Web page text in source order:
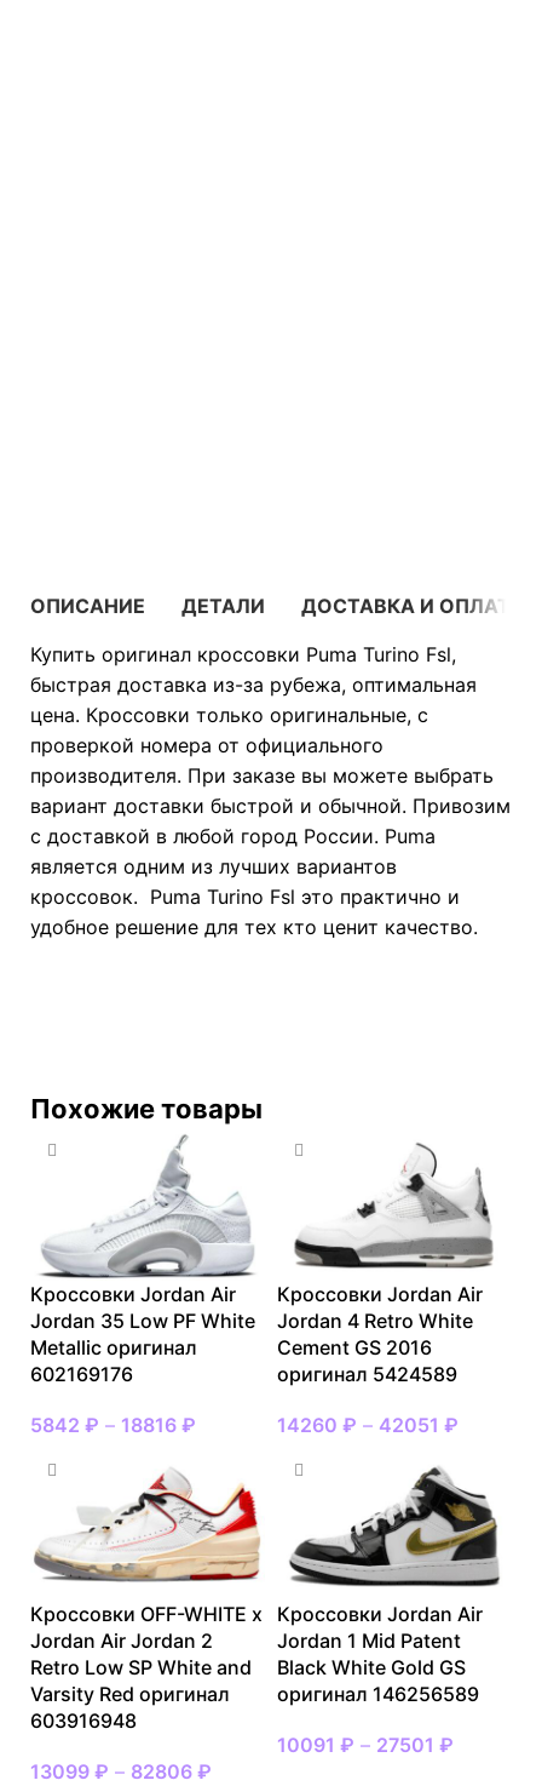
ОПИСАНИЕ ДЕТАЛИ
ДОСТАВКА И ОПЛАТА
Купить оригинал кроссовки Puma Turino Fsl,
быстрая доставка из-за рубежа, оптимальная
цена. Кроссовки только оригинальные, с
проверкой номера от официального
производителя. При заказе вы можете выбрать
вариант доставки быстрой и обычной. Привозим
с доставкой в любой город России. Puma
является одним из лучших вариантов
кроссовок. Puma Turino Fsl это практично и
удобное решение для тех кто ценит качество.
Похожие товары
Кроссовки Jordan Air
Jordan 35 Low PF White
Metallic оригинал
602169176
5842 ₽ – 18816 ₽
Кроссовки Jordan Air
Jordan 4 Retro White
Cement GS 2016
оригинал 5424589
14260 ₽ – 42051 ₽
Кроссовки OFF-WHITE x
Jordan Air Jordan 2
Retro Low SP White and
Varsity Red оригинал
603916948
13099 ₽ – 82806 ₽
Кроссовки Jordan Air
Jordan 1 Mid Patent
Black White Gold GS
оригинал 146256589
10091 ₽ – 27501 ₽